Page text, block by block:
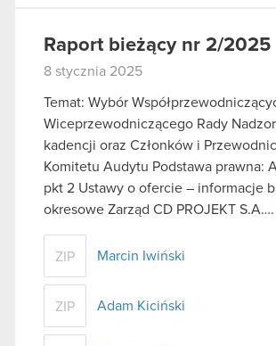
Raport bieżący nr 2/2025
8 stycznia 2025
Temat: Wybór
Wiceprzewodniczącego Rady
kadencji oraz Członków i
Komitetu Audytu Podstawa prawna:
pkt 2 Ustawy o ofercie – informacje
okresowe Zarząd CD PROJEKT S.A….
ZIP Marcin Iwiński
ZIP Adam Kiciński